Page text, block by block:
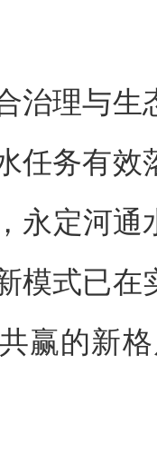
理与生
任务有效
永定河通
模式已
赢的新